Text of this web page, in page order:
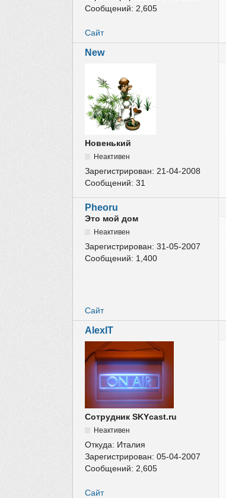
Сообщений:2,605
Сайт
New
Новенький
Неактивен
Зарегистрирован:21-04-2008
Сообщений:31
Pheoru
Это мой дом
Неактивен
Зарегистрирован:31-05-2007
Сообщений: 1,400
Сайт
AlexIT
Сотрудник SKYcast.ru
Неактивен
Откуда: Италия
Зарегистрирован:05-04-2007
Сообщений:2,605
Сайт